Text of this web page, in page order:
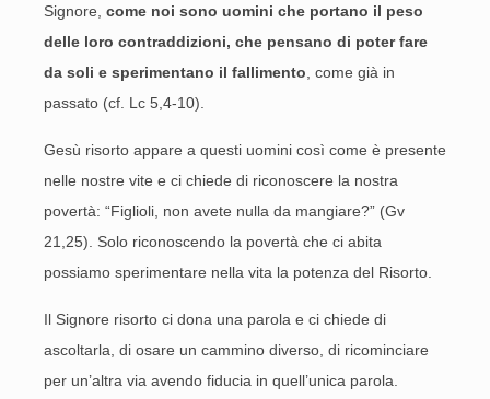
Signore, come noi sono uomini che portano il peso
delle loro contraddizioni, che pensano di poter fare
da soli e sperimentano il fallimento , come già in
passato (cf. Lc 5,4-10).
Gesù risorto appare a questi uomini così come è presente
nelle nostre vite e ci chiede di riconoscere la nostra
povertà: “Figlioli, non avete nulla da mangiare?” (Gv
21,25). Solo riconoscendo la povertà che ci abita
possiamo sperimentare nella vita la potenza del Risorto.
Il Signore risorto ci dona una parola e ci chiede di
ascoltarla, di osare un cammino diverso, di ricominciare
per un’altra via avendo fiducia in quell’unica parola.